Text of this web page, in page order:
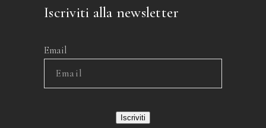
Iscriviti alla newsletter
Email
Iscriviti